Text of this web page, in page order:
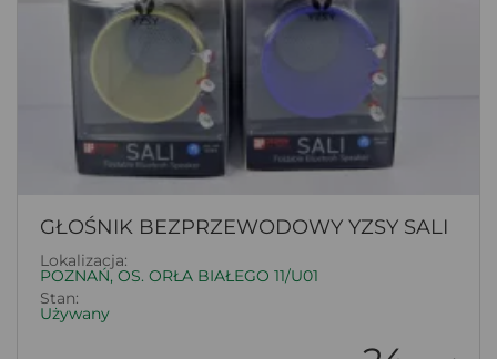
GŁOŚNIK BEZPRZEWODOWY YZSY SALI
Lokalizacja:
POZNAŃ, OS. ORŁA BIAŁEGO 11/U01
Stan:
Używany